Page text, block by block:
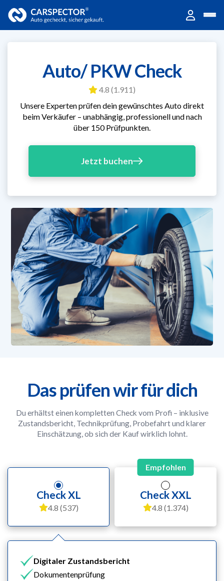
Auto/ PKW Check
4.8 (1.911)
Unsere Experten prüfen dein gewünschtes Autodirekt
beim Verkäufer – unabhängig, professionellund nach
über 150 Prüfpunkten.
Jetzt buchen
Das prüfen wir für dich
Du erhältst einen kompletten Check vom Profi – inklusive
Zustandsbericht, Technikprüfung, Probefahrt und klarer
Einschätzung, ob sich der Kauf wirklich lohnt.
Check XL
4.8 (537)
Empfohlen
Check XXL
4.8 (1.374)
Digitaler Zustandsbericht
Dokumentenprüfung